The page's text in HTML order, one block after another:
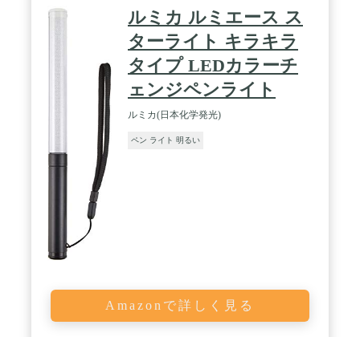
ピンク→ホワイト→バイオレット→エメラルドグリ
ーン→アクアブルー→ライトグリーン→パープル→
パッションオレンジ→ブルー→サクラピンク→グリ
ーン→ラべンダーパープル→ブルーグリーン→シル
バー→レッド→消灯と切り替わります。 / 【適用場
所】広く使用されています。お祭り、コンサート、
キャンプ、パーティー、誕生日、夜の宴会、イベン
ト、フェスティバル、お花見、夜釣り、カラオケ、
忘年会など様々なシーンに活躍します。防災の急用
にも使えます。
ルミカ ルミエース ス
ターライト キラキラ
タイプ LEDカラーチ
ェンジペンライト
ルミカ(日本化学発光)
ペン ライト 明るい
Amazonで詳しく見る